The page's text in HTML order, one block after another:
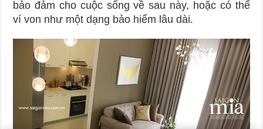
bảo đảm cho cuộc sống về sau này, hoặc có thể
ví von như một dạng bảo hiểm lâu dài.